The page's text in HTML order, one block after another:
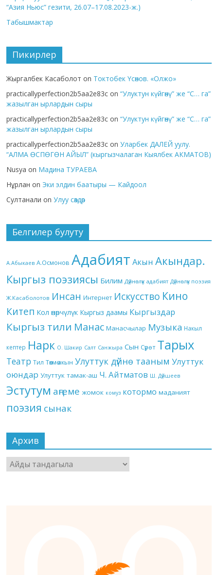
“Азия Ньюс” гезити, 26.07–17.08.2023-ж.)
Табышмактар
Пикирлер
Жыргалбек Касаболот on Токтобек Үсөнов. «Олжо»
practicallyperfection2b5aa2e83c on“Улуктун күйгөнү” же “С… га”
жазылган ырлардын сыры
practicallyperfection2b5aa2e83c on“Улуктун күйгөнү” же “С… га”
жазылган ырлардын сыры
practicallyperfection2b5aa2e83c onУларбек ДАЛЕЙ уулу.
“АЛМА ӨСПӨГӨН АЙЫЛ” (кыргызчалаган Кыялбек АКМАТОВ)
Nusya on Мадина ТУРАЕВА
Нұрлан on Эки элдин баатыры — Кайдоол
Султанали onУлуу сөздөр
Белгилер булуту
А.Абыкаев А.Осмонов Адабият Акын Акындар.
Кыргыз поэзиясы Билим Дүйнөлүк адабият Дүйнөлүк поэзия
Ж.Касаболотов Инсан Интернет Искусство Кино
Китеп Кол өнөрчүлүк Кыргыз даамы Кыргыздар
Кыргыз тили Манас Манасчылар Музыка Накыл
кептер Нарк О. Шакир Салт Санжыра Сын Сүрөт Тарых
Театр Тил Төкмө акын Улуттук дүйнө тааным Улуттук
оюндар Улуттук тамак-аш Ч. Айтматов Ш. Дүйшеев
Эстутум аңгеме жомок комуз котормо маданият
поэзия сынак
Архив
Архив